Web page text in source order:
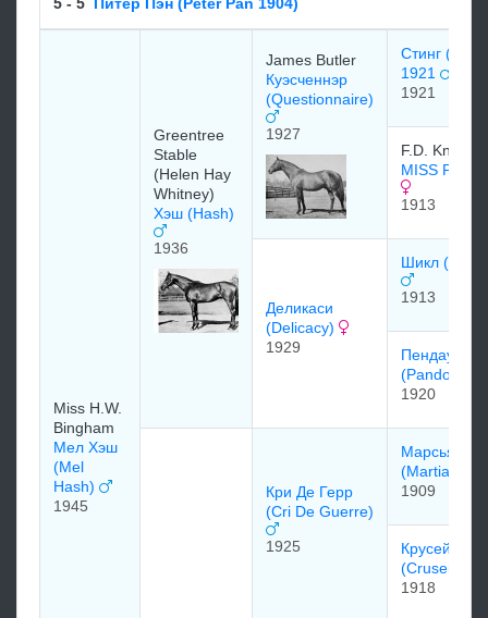
5 - 5 Питер Пэн (Peter Pan 1904)
Miss H.W.
Bingham
Мел Хэш
(Mel
Hash)
1945
Greentree
Stable
(Helen Hay
Whitney)
Хэш (Hash)
1936
James Butler
Куэсченнэр
(Questionnaire)
1927
Стинг
1921
1921
F.D. Knight
MISS
1913
Деликаси
(Delicacy)
1929
Шикл
1913
Пендауди
(Pandowdy)
1920
Кри Де Герр
(Cri De Guerre)
1925
Марсьяль
(Martial)
1909
Крусей
(Cruseilles)
1918